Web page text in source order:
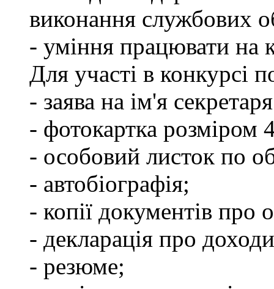
виконання службових
- уміння працювати на
Для участі в конкурсі
- заява на ім'я
- фотокартка розміром
- особовий листок по
- автобіографія;
- копії документів про
- декларація про
- резюме;